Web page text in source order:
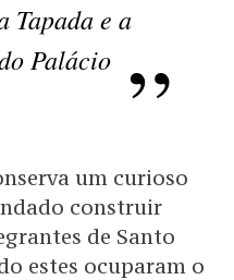
Tapada e a
Palácio
um curioso
construir
de Santo
estes ocuparam o